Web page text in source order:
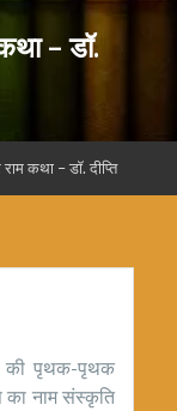
– डॉ.
कथा – डॉ. दीप्ति
की पृथक-पृथक
का नाम संस्कृति